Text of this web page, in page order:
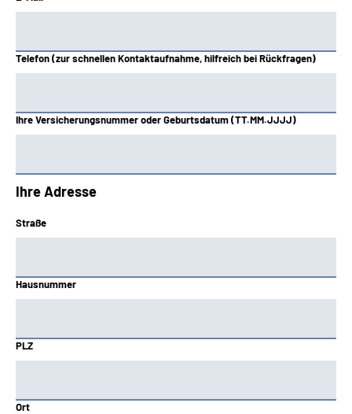
Telefon (zur schnellen Kontaktaufnahme, hilfreich bei Rückfragen)
Ihre Versicherungsnummer oder Geburtsdatum (TT.MM.JJJJ)
Ihre Adresse
Straße
Hausnummer
PLZ
Ort